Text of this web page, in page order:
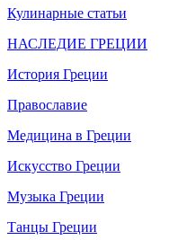
Кулинарные статьи
НАСЛЕДИЕ ГРЕЦИИ
История Греции
Православие
Медицина в Греции
Искусство Греции
Музыка Греции
Танцы Греции